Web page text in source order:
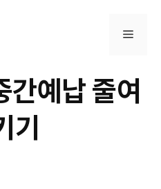
메
뉴
예납 줄여